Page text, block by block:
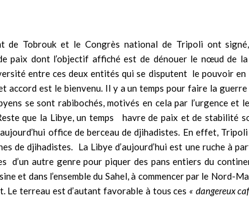
de Tobrouk et le Congrès national de Tripoli ont
paix dont l’objectif affiché est de dénouer le nœud de
entre ces deux entités qui se disputent le pouvoir en
accord est le bienvenu. Il y a un temps pour faire la
se sont rabibochés, motivés en cela par l’urgence et
que la Libye, un temps havre de paix et de stabilité
office de berceau de djihadistes. En effet,
de djihadistes. La Libye d’aujourd’hui est une ruche à
d’un autre genre pour piquer des pans entiers du
et dans l’ensemble du Sahel, à commencer par le Nord-
Le terreau est d’autant favorable à tous ces « dangereux